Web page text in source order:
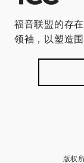
福音联盟的存
领袖，以塑造
版权